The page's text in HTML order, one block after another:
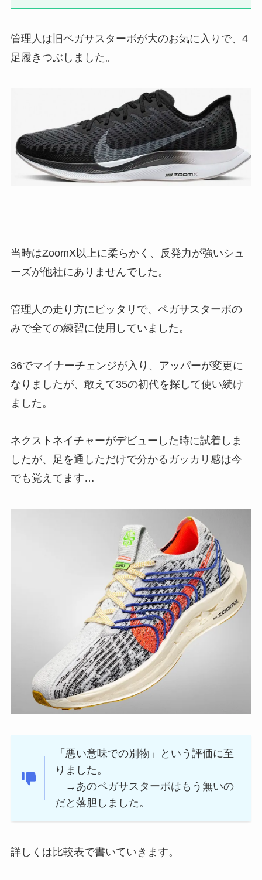
管理人は旧ペガサスターボが大のお気に入りで、4
足履きつぶしました。
当時はZoomX以上に柔らかく、反発力が強いシュ
ーズが他社にありませんでした。
管理人の走り方にピッタリで、ペガサスターボの
みで全ての練習に使用していました。
36でマイナーチェンジが入り、アッパーが変更に
なりましたが、敢えて35の初代を探して使い続け
ました。
ネクストネイチャーがデビューした時に試着しま
したが、足を通しただけで分かるガッカリ感は今
でも覚えてます…
「悪い意味での別物」という評価に至
りました。
→あのペガサスターボはもう無いの
だと落胆しました。
詳しくは比較表で書いていきます。